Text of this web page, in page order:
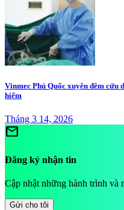
Vinmec Phú Quốc xuyên đêm cứu
hiếm
Tháng 3 14, 2026
mail
Đăng ký nhận tin
Cập nhật những hành trình và
Gửi cho tôi